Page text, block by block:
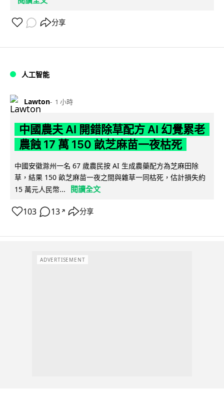
分享
人工智能
Lawton 1 小時
中國農夫 AI 開錯除草配方 AI 幻覺累老
農蝕 17 萬 150 畝芝麻苗一夜枯死
中國安徽滁州一名 67 歲農民按 AI 生成農藥配方為芝麻田除
草，結果 150 畝芝麻苗一夜之間與雜草一同枯死，估計損失約
15 萬元人民幣...
閱讀全文
103 13 ↗ 分享
ADVERTISEMENT